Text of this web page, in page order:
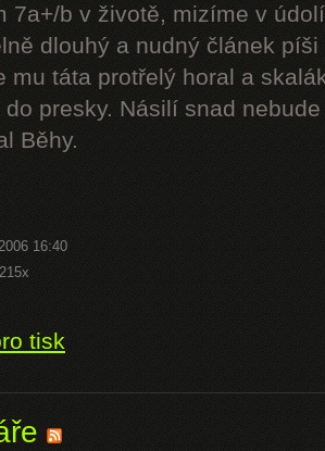
7a+/b v životě, mizíme v
dlouhý a nudný článek
mu táta protřelý horal a
presky. Násilí snad
Běhy.
16:40
tisk